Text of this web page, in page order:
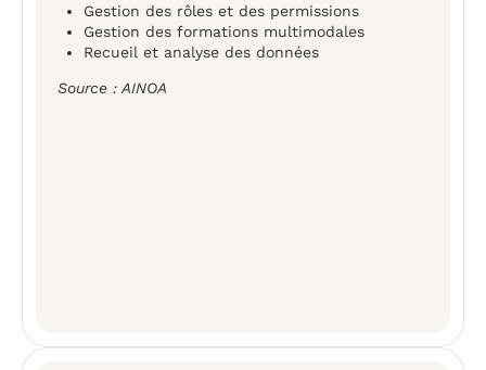
Gestion des rôles et des permissions
Gestion des formations multimodales
Recueil et analyse des données
Source : AINOA